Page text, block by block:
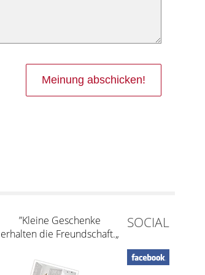
”Kleine Geschenke
erhalten die Freundschaft.„
SOCIAL